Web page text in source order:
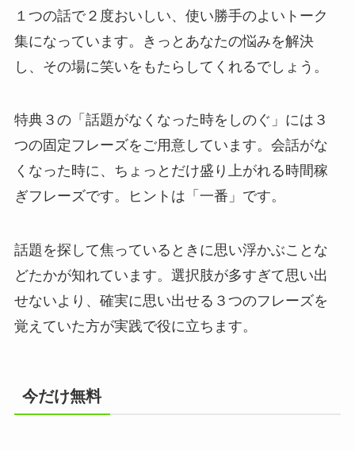
１つの話で２度おいしい、使い勝手のよいトーク
集になっています。きっとあなたの悩みを解決
し、その場に笑いをもたらしてくれるでしょう。
特典３の「話題がなくなった時をしのぐ」には３
つの固定フレーズをご用意しています。会話がな
くなった時に、ちょっとだけ盛り上がれる時間稼
ぎフレーズです。ヒントは「一番」です。
話題を探して焦っているときに思い浮かぶことな
どたかが知れています。 選択肢が多すぎて思い出
せないより、確実に思い出せる３つのフレーズを
覚えていた方が実践で役に立ちます。
今だけ無料